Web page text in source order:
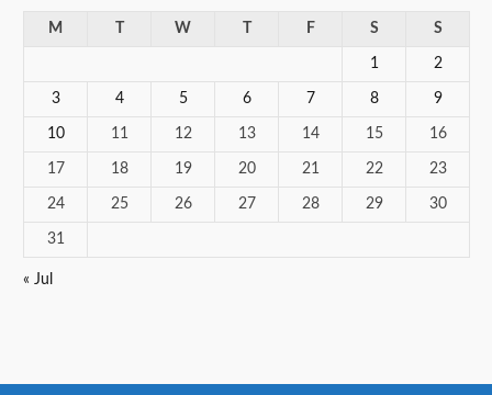
M T W T F S S
1 2
3 4 5 6 7 8 9
10 11 12 13 14 15 16
17 18 19 20 21 22 23
24 25 26 27 28 29 30
31
« Jul